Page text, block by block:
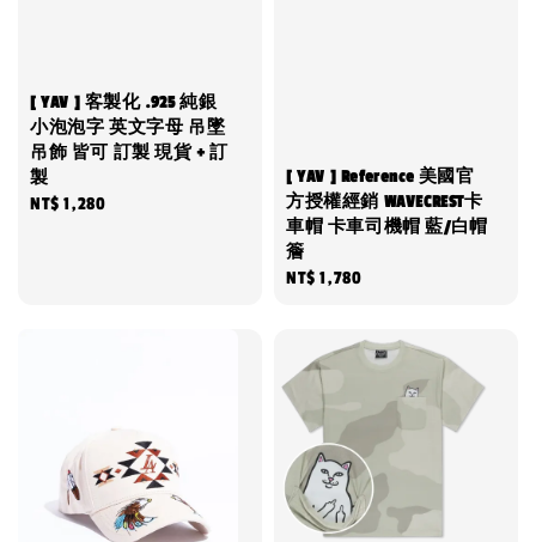
[ YAV ] 客製化 .925 純銀
小泡泡字 英文字母 吊墜
吊飾 皆可 訂製 現貨 + 訂
製
Regular
NT$ 1,280
[ YAV ] Reference 美國官
方授權經銷 WAVECREST卡
車帽 卡車司機帽 藍/白帽
簷
Regular
NT$ 1,780